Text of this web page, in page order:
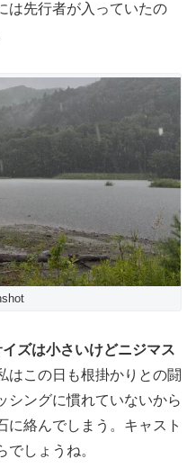
は先行者が入っていたの
ズは小さいけどニジマス
はこの日も根掛かりとの闘
シングに慣れていないから
に絡んでしまう。キャスト
でしょうね。